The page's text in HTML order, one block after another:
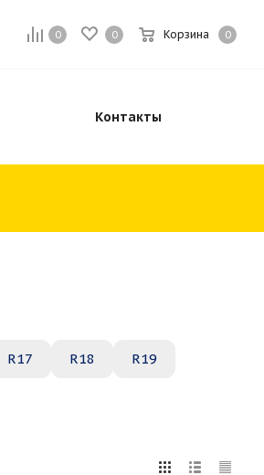
0 0 Корзина 0
Контакты
R17 R18 R19